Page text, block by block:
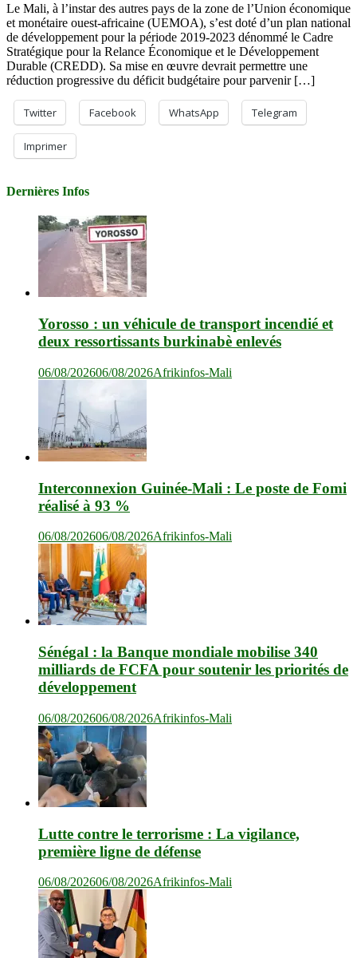
:
un
moyen
de
budgétaire
Le Mali, à l’instar des autres pays de la zone de l’Union économique
et monétaire ouest-africaine (UEMOA), s’est doté d’un plan national
de développement pour la période 2019-2023 dénommé le Cadre
Stratégique pour la Relance Économique et le Développement
Durable (CREDD). Sa mise en œuvre devrait permettre une
réduction progressive du déficit budgétaire pour parvenir […]
Twitter Facebook WhatsApp Telegram
Imprimer
Dernières Infos
Yorosso : un véhicule de transport incendié et
deux ressortissants burkinabè enlevés
06/08/202606/08/2026Afrikinfos-Mali
Interconnexion Guinée-Mali : Le poste de Fomi
réalisé à 93 %
06/08/202606/08/2026Afrikinfos-Mali
Sénégal : la Banque mondiale mobilise 340
milliards de FCFA pour soutenir les priorités de
développement
06/08/202606/08/2026Afrikinfos-Mali
Lutte contre le terrorisme : La vigilance,
première ligne de défense
06/08/202606/08/2026Afrikinfos-Mali